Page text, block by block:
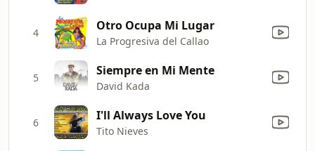
4 Otro Ocupa Mi Lugar
La Progresiva del Callao
5 Siempre en Mi Mente
David Kada
6 I'll Always Love You
Tito Nieves